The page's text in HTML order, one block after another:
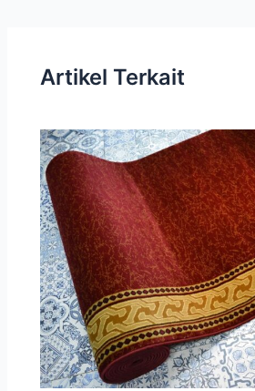
Artikel Terkait